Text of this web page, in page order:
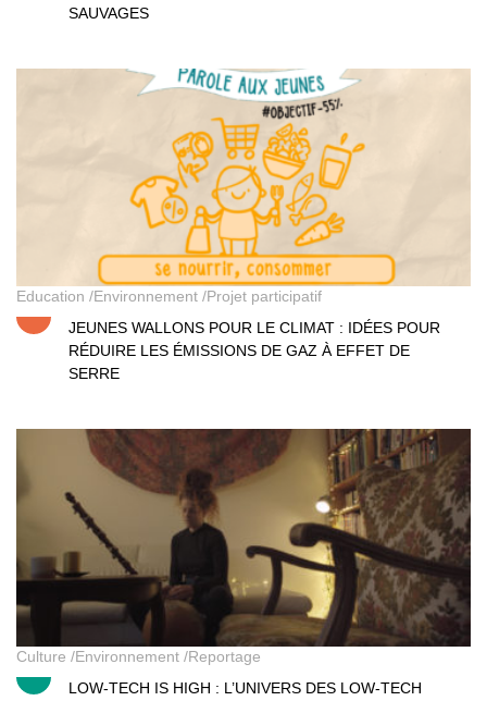
SAUVAGES
Jeunes wallons pour le climat
Education Environnement Projet participatif
JEUNES WALLONS POUR LE CLIMAT : IDÉES POUR
RÉDUIRE LES ÉMISSIONS DE GAZ À EFFET DE
SERRE
Low-tech is high
Culture Environnement Reportage
LOW-TECH IS HIGH : L’UNIVERS DES LOW-TECH